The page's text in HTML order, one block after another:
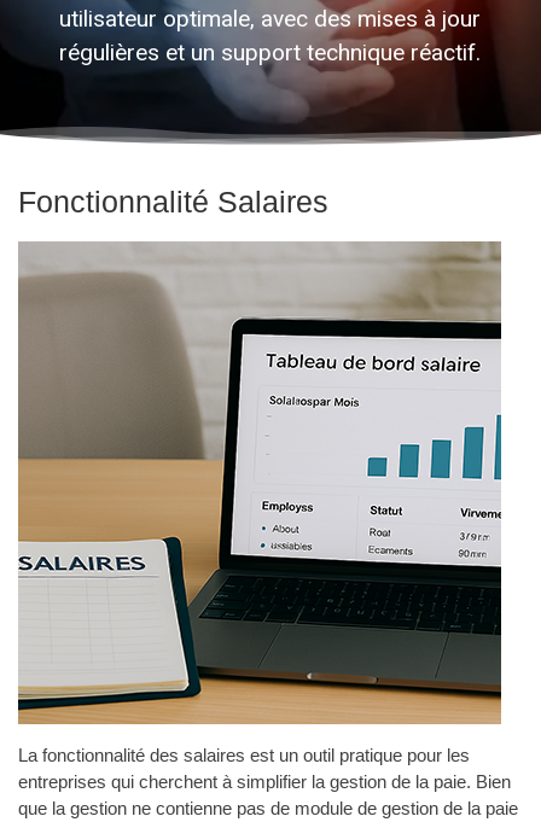
utilisateur optimale, avec des mises à jour
régulières et un support technique réactif.
Fonctionnalité Salaires
La fonctionnalité des salaires est un outil pratique pour les
entreprises qui cherchent à simplifier la gestion de la paie. Bien
que la gestion ne contienne pas de module de gestion de la paie